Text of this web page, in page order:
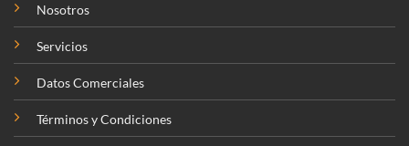
Nosotros
Servicios
Datos Comerciales
Términos y Condiciones